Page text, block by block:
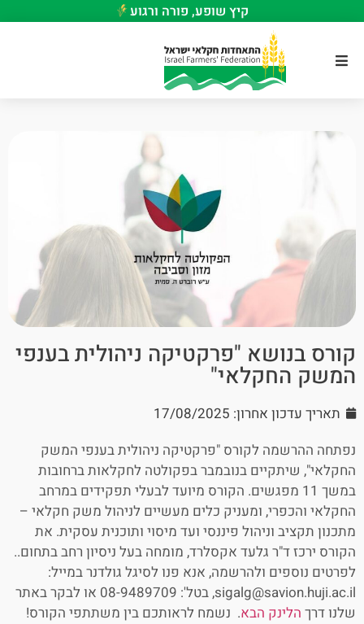
קיץ שופע, פורה ורגוע
קורס בנושא "פרקטיקה ניהולית בענפי
המשק החקלאי"
תאריך עדכון אחרון: 17/08/2025
נפתחה ההרשמה לקורס "פרקטיקה ניהולית בענפי המשק
החקלאי", שיתקיים בנובמבר בפקולטה לחקלאות ברחובות
במשך 11 מפגשים. הקורס מיועד לבעלי תפקידים במרחב
החקלאי והכפרי, ומעניק כלים מעשיים לניהול משק חקלאי –
מתכנון תקציב וניהול פיננסי ועד מיסוי ותוכנית עסקית. את
הקורס ירכז ד"ר גלעד אקסלרד, מומחה בעל ניסיון רחב בתחום..
לפרטים נוספים ולהרשמה, אנא פנו לסיגל גולדנר במייל:
sigalg@savion.huji.ac.il, בטל': 08-9489709 או לבקר באתר
שלנו דרך הלינק הבא. נשמח לראותכם בין משתתפי הקורס!